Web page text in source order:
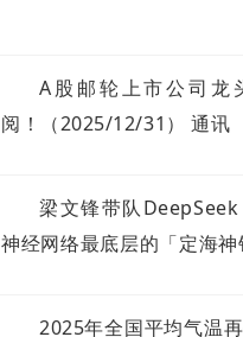
A股邮轮上市公司龙
阅！（2025/12/31） 通讯
梁文锋带队
神经网络最底层的「定海
2025年全国平均气温